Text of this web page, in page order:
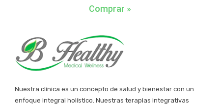
Comprar »
Nuestra clínica es un concepto de salud y bienestar con un
enfoque integral holístico. Nuestras terapias integrativas